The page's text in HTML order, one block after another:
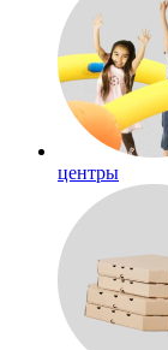
центры